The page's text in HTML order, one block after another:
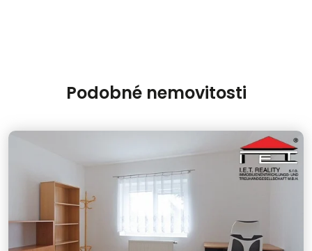
Podobné nemovitosti